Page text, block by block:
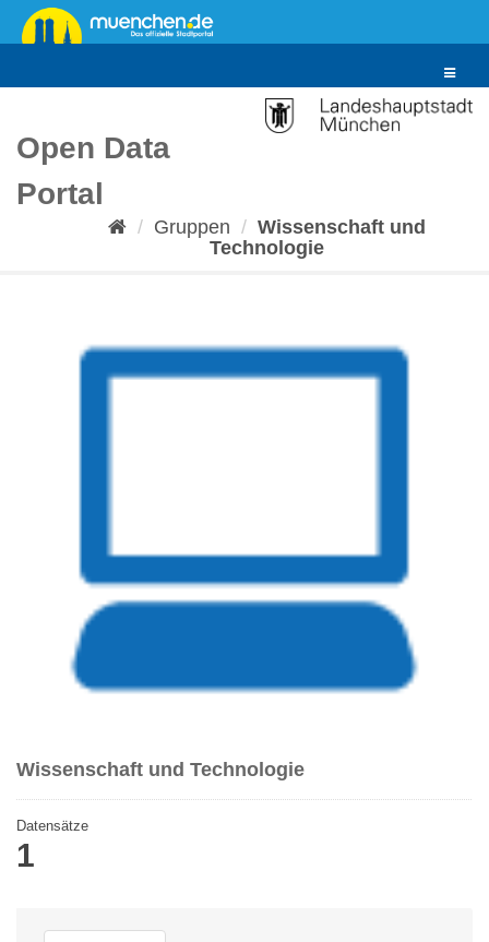
Überspringen
zum
Toggle
Open Data
Portal
Gruppen
Wissenschaft und
Technologie
Wissenschaft und Technologie
Datensätze
1